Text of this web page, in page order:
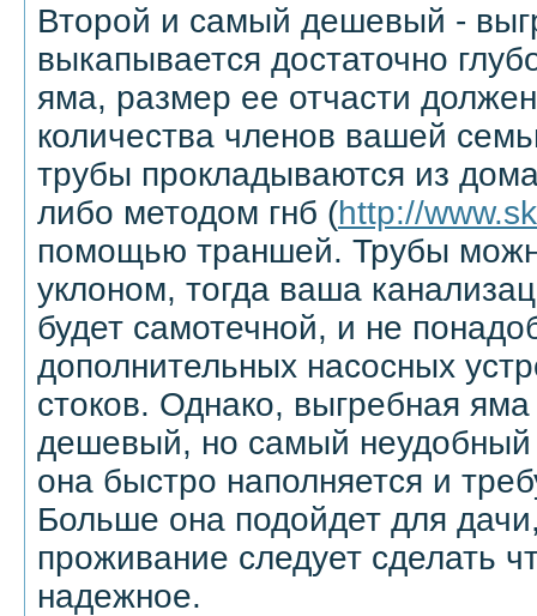
Второй и самый дешевый -
выкапывается достаточно
яма, размер ее отчасти
количества членов вашей
трубы прокладываются из
либо методом гнб (http://
помощью траншей. Трубы
уклоном, тогда ваша
будет самотечной, и не
дополнительных насосных
стоков. Однако, выгребная
дешевый, но самый неудобный
она быстро наполняется и
Больше она подойдет для
проживание следует сделать
надежное.